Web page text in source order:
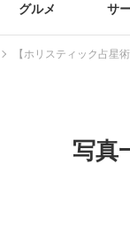
グルメ サ
【ホリスティック占星
写真